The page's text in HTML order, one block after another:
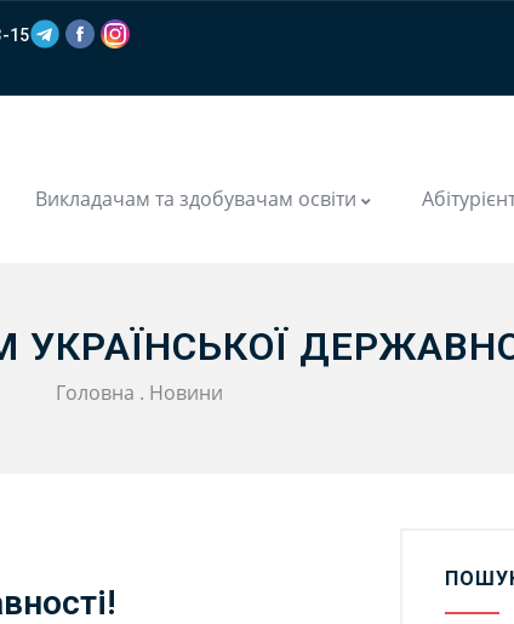
15
Викладачам та здобувачам освіти
УКРАЇНСЬКОЇ
Головна . Новини